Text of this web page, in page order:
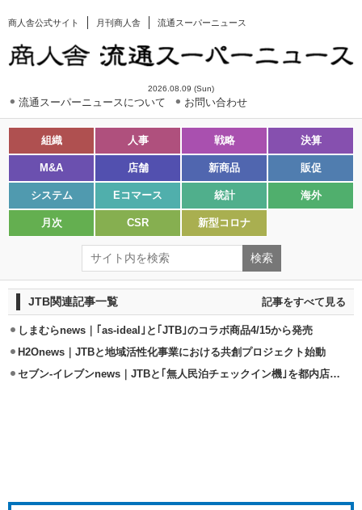
商人舎公式サイト 月刊商人舎 流通スーパーニュース
2026.08.09 (Sun)
流通スーパーニュースについて お問い合わせ
組織 人事 戦略 決算
M&A 店舗 新商品 販促
システム Eコマース 統計 海外
月次 CSR 新型コロナ
JTB関連記事一覧 記事をすべて見る
しまむらnews｜｢as-ideal｣と｢JTB｣のコラボ商品4/15から発売
H2Onews｜JTBと地域活性化事業における共創プロジェクト始動
セブン‐イレブンnews｜JTBと｢無人民泊チェックイン機｣を都内店舗に設置